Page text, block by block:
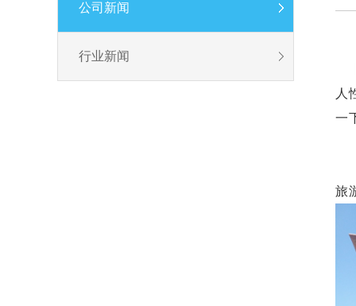
公司新闻
行业新闻
人
一
旅